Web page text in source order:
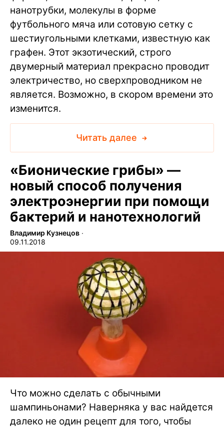
нанотрубки, молекулы в форме
футбольного мяча или сотовую сетку с
шестиугольными клетками, известную как
графен. Этот экзотический, строго
двумерный материал прекрасно проводит
электричество, но сверхпроводником не
является. Возможно, в скором времени это
изменится.
Читать далее
«Бионические грибы» —
новый способ получения
электроэнергии при помощи
бактерий и нанотехнологий
Владимир Кузнецов ∙
09.11.2018
Что можно сделать с обычными
шампиньонами? Наверняка у вас найдется
далеко не один рецепт для того, чтобы